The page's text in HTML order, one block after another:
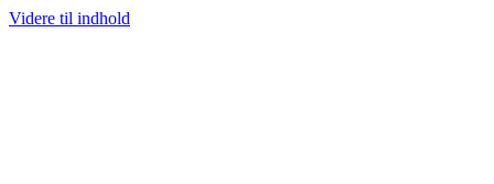
Videre til indhold